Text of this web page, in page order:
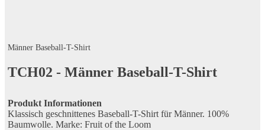
Männer Baseball-T-Shirt
TCH02 Männer Baseball-T-Shirt
Produkt Informationen
Klassisch geschnittenes Baseball-T-Shirt für Männer. 100%
Baumwolle. Marke: Fruit of the Loom